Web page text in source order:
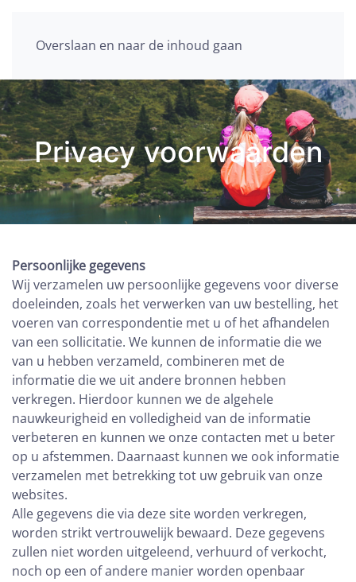
Overslaan en naar de inhoud gaan
Privacy voorwaarden
Persoonlijke gegevens
Wij verzamelen uw persoonlijke gegevens voor diverse
doeleinden, zoals het verwerken van uw bestelling, het
voeren van correspondentie met u of het afhandelen
van een sollicitatie. We kunnen de informatie die we
van u hebben verzameld, combineren met de
informatie die we uit andere bronnen hebben
verkregen. Hierdoor kunnen we de algehele
nauwkeurigheid en volledigheid van de informatie
verbeteren en kunnen we onze contacten met u beter
op u afstemmen. Daarnaast kunnen we ook informatie
verzamelen met betrekking tot uw gebruik van onze
websites.
Alle gegevens die via deze site worden verkregen,
worden strikt vertrouwelijk bewaard. Deze gegevens
zullen niet worden uitgeleend, verhuurd of verkocht,
noch op een of andere manier worden openbaar